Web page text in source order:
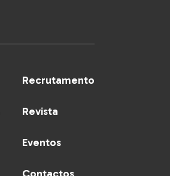
Recrutamento
Revista
Eventos